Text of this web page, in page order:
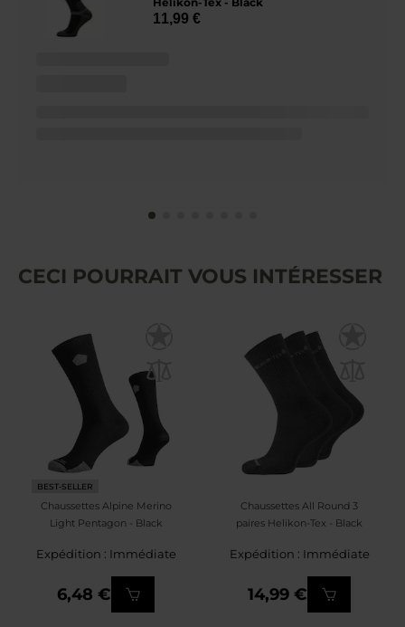
11,99 €
CECI POURRAIT VOUS INTÉRESSER
BEST-SELLER
Chaussettes Alpine Merino
Light Pentagon - Black
Expédition : Immédiate
6,48 €
Chaussettes All Round 3
paires Helikon-Tex - Black
Expédition : Immédiate
14,99 €